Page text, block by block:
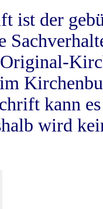
ist der
kann
wird